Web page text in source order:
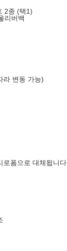
2종 (택1)
리버백
라 변동 가능)
폼으로 대체됩니다.